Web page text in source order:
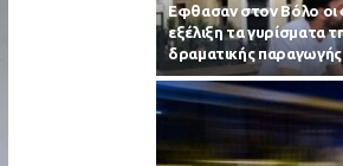
Εφθασαν στον Βόλο οι
εξέλιξη τα γυρίσματα
δραματικής